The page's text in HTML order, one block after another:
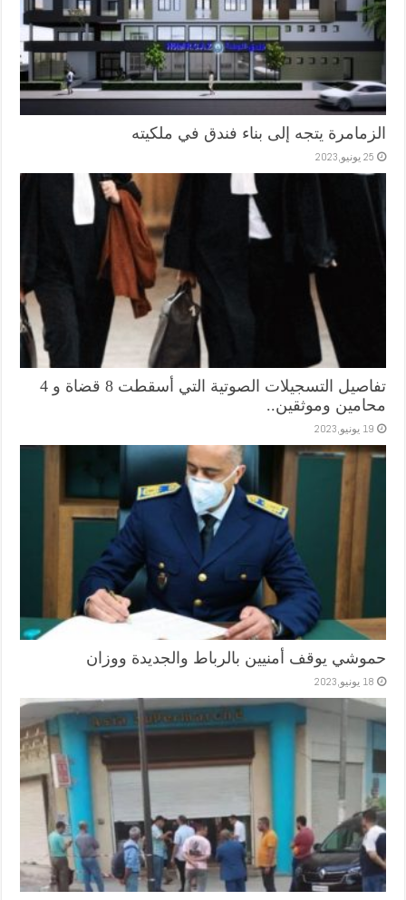
الزمامرة يتجه إلى بناء فندق في ملكيته
25 يونيو,2023
تفاصيل التسجيلات الصوتية التي أسقطت 8 قضاة و 4
محامين وموثقين..
19 يونيو,2023
حموشي يوقف أمنيين بالرباط والجديدة ووزان
18 يونيو,2023